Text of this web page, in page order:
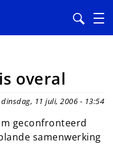
overal
11 juli, 2006 - 13:54
geconfronteerd
samenwerking